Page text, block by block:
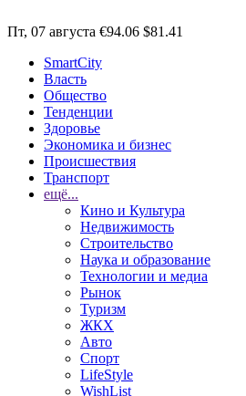
Пт, 07 августа €94.06 $81.41
SmartCity
Власть
Общество
Тенденции
Здоровье
Экономика и бизнес
Происшествия
Транспорт
ещё...
Кино и Культура
Недвижимость
Строительство
Наука и образование
Технологии и медиа
Рынок
Туризм
ЖКХ
Авто
Спорт
LifeStyle
WishList